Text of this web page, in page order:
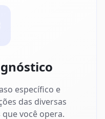
específico e
das diversas
você opera.